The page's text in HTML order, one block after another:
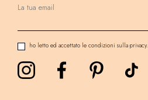
ho letto ed accettato le condizioni sulla privacy.